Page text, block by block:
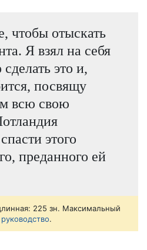
чтобы отыскать
Я взял на себя
сделать это и,
посвящу
всю свою
этого
преданного ей
225 зн. Максимальный
руководство.